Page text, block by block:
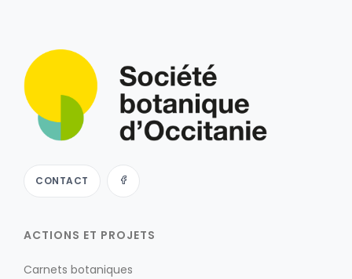
CONTACT
ACTIONS ET PROJETS
Carnets botaniques